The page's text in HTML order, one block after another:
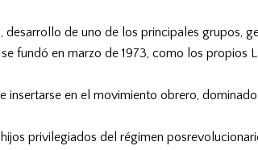
de uno de los principales grupos,
fundó en marzo de 1973, como los
en el movimiento obrero,
privilegiados del régimen